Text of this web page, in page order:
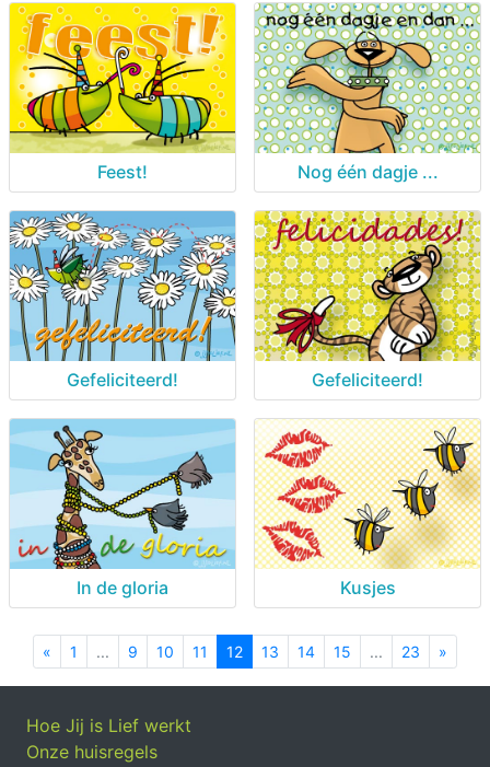
Feest! Nog één dagje ...
Gefeliciteerd! Gefeliciteerd!
In de gloria Kusjes
« Previous
1 ... 9 10 11 12 13 14 15 ... 23 »
Hoe Jij is Lief werkt
Onze huisregels